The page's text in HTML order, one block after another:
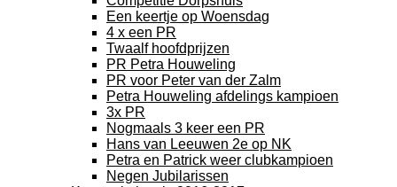
Een keertje op Woensdag
4 x een PR
Twaalf hoofdprijzen
PR Petra Houweling
PR voor Peter van der Zalm
Petra Houweling afdelings kampioen
3x PR
Nogmaals 3 keer een PR
Hans van Leeuwen 2e op NK
Petra en Patrick weer clubkampioen
Negen Jubilarissen